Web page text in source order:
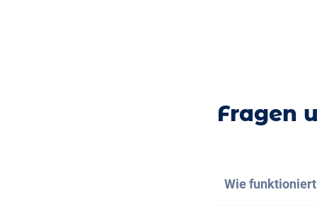
Fragen
Wie